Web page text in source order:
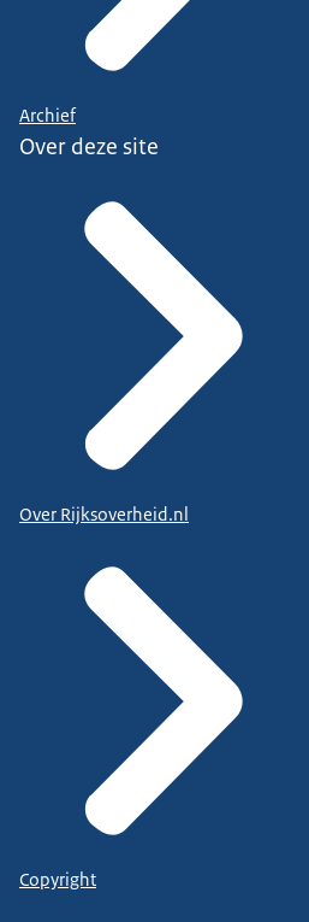
Archief
Over deze site
Over Rijksoverheid.nl
Copyright